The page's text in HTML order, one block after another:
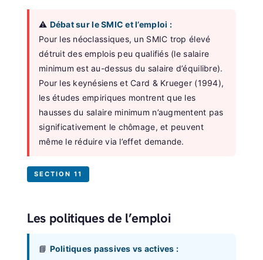
⚠️ Débat sur le SMIC et l’emploi :
Pour les néoclassiques, un SMIC trop élevé
détruit des emplois peu qualifiés (le salaire
minimum est au-dessus du salaire d’équilibre).
Pour les keynésiens et Card & Krueger (1994),
les études empiriques montrent que les
hausses du salaire minimum n’augmentent pas
significativement le chômage, et peuvent
même le réduire via l’effet demande.
SECTION 11
Les politiques de l’emploi
📘 Politiques passives vs actives :